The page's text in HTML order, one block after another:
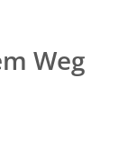
Weg